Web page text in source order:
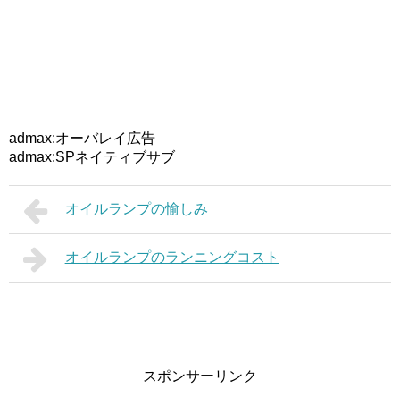
admax:オーバレイ広告
admax:SPネイティブサブ
オイルランプの愉しみ
オイルランプのランニングコスト
スポンサーリンク